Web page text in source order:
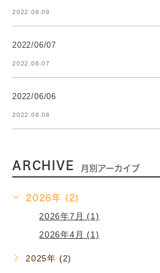
2022.06.09
2022/06/07
2022.06.07
2022/06/06
2022.06.06
ARCHIVE 月別アーカイブ
2026年 (2)
2026年7月 (1)
2026年4月 (1)
2025年 (2)